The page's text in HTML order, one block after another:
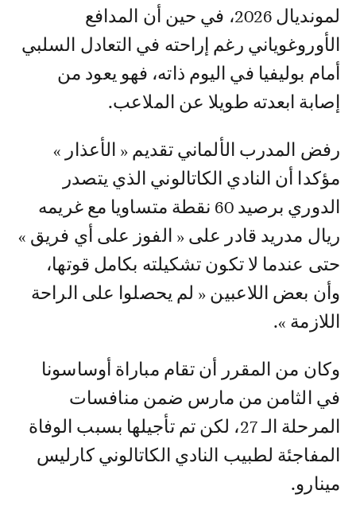
لمونديال 2026، في حين أن المدافع
الأوروغوياني رغم إراحته في التعادل السلبي
أمام بوليفيا في اليوم ذاته، فهو يعود من
إصابة ابعدته طويلا عن الملاعب.
رفض المدرب الألماني تقديم « الأعذار »
مؤكدا أن النادي الكاتالوني الذي يتصدر
الدوري برصيد 60 نقطة متساويا مع غريمه
ريال مدريد قادر على « الفوز على أي فريق »
حتى عندما لا تكون تشكيلته بكامل قوتها،
وأن بعض اللاعبين « لم يحصلوا على الراحة
اللازمة ».
وكان من المقرر أن تقام مباراة أوساسونا
في الثامن من مارس ضمن منافسات
المرحلة الـ 27، لكن تم تأجيلها بسبب الوفاة
المفاجئة لطبيب النادي الكاتالوني كارليس
مينارو.